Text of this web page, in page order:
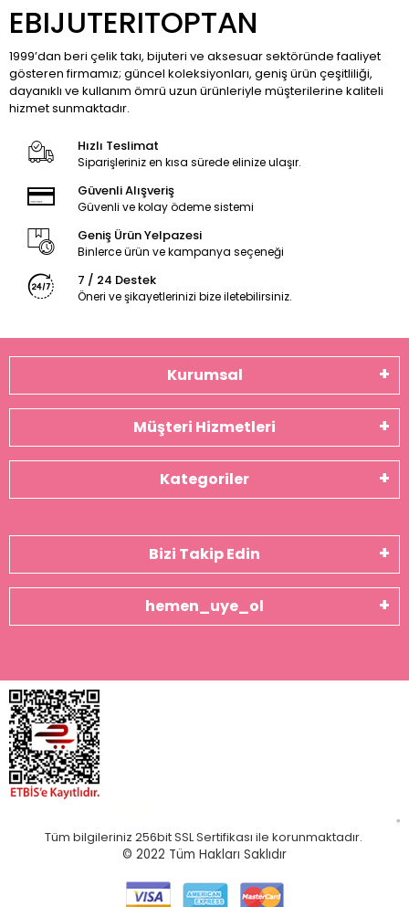
EBIJUTERITOPTAN
1999’dan beri çelik takı, bijuteri ve aksesuar sektöründe faaliyet
gösteren firmamız; güncel koleksiyonları, geniş ürün çeşitliliği,
dayanıklı ve kullanım ömrü uzun ürünleriyle müşterilerine kaliteli
hizmet sunmaktadır.
Hızlı Teslimat
Siparişleriniz en kısa sürede elinize ulaşır.
Güvenli Alışveriş
Güvenli ve kolay ödeme sistemi
Geniş Ürün Yelpazesi
Binlerce ürün ve kampanya seçeneği
7 / 24 Destek
Öneri ve şikayetlerinizi bize iletebilirsiniz.
Kurumsal
Müşteri Hizmetleri
Kategoriler
Bizi Takip Edin
hemen_uye_ol
Tüm bilgileriniz 256bit SSL Sertifikası ile korunmaktadır.
© 2022 Tüm Hakları Saklıdır